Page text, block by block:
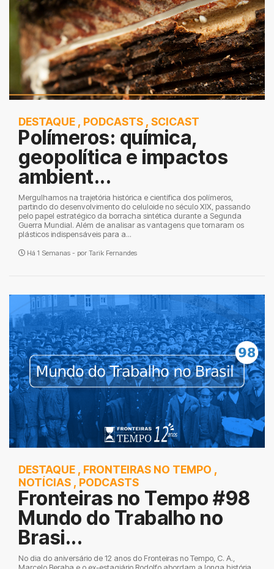
DESTAQUE , PODCASTS , SCICAST
Polímeros: química,
geopolítica e impactos
ambient...
Mergulhamos na trajetória histórica e científica dos polímeros,
partindo do desenvolvimento do celuloide no século XIX, passando
pelo papel estratégico da borracha sintética durante a Segunda
Guerra Mundial. Além de analisar as vantagens que tornaram os
plásticos indispensáveis para a...
Há 1 Semanas - por Tarik Fernandes
DESTAQUE , FRONTEIRAS NO TEMPO ,
NOTÍCIAS , PODCASTS
Fronteiras no Tempo #98
Mundo do Trabalho no
Brasi...
No dia do aniversário de 12 anos do Fronteiras no Tempo, C. A.,